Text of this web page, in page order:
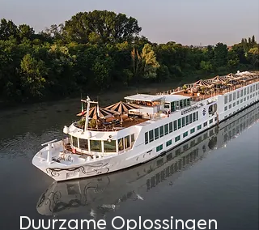
Duurzame Oplossingen